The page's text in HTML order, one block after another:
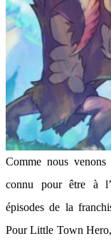
Comme nous
connu pour être à
épisodes de la
Pour Little Town Hero,